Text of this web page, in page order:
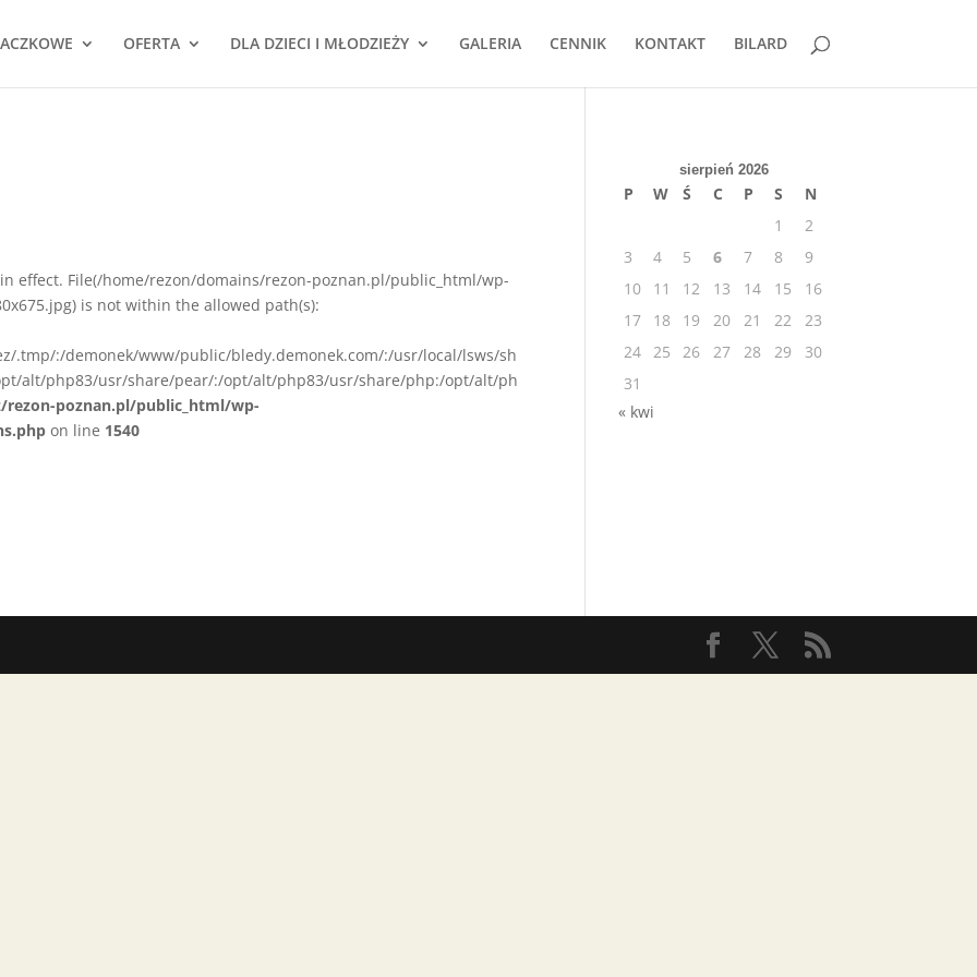
OFERTA DLA DZIECI I MŁODZIEŻY GALERIA CENNIK KONTAKT BILARD
effect. File(/home/rezon/domains/rezon-poznan.pl/public_html/wp-
is not within the allowed path(s):
.tmp/:/demonek/www/public/bledy.demonek.com/:/usr/local/lsws/sh
alt/php83/usr/share/pear/:/opt/alt/php83/usr/share/php:/opt/alt/ph
poznan.pl/public_html/wp-
on line 1540
sierpień 2026
P W Ś C P S
N
1
2
3
4 5 6 7 8
9
10
11 12 13 14 15
16
17
18 19 20 21 22
23
24 25 26 27 28 29
30
31
« kwi